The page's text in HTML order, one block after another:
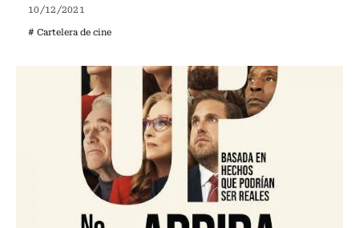
10/12/2021
# Cartelera de cine